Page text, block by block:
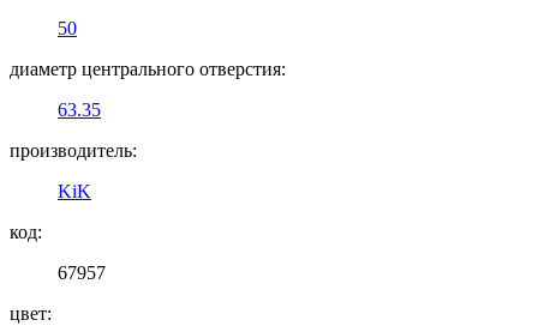
50
диаметр центрального отверстия:
63.35
производитель:
KiK
код:
67957
цвет: